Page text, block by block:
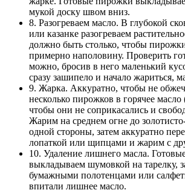
мукой доску швом вниз.
8. Разогреваем масло. В глубокой
или казанке разогреваем
должно быть столько, чтобы
примерно наполовину. Проверить
можно, бросив в него маленький
сразу зашипело и начало жариться,
9. Жарка. Аккуратно, чтобы не
несколько пирожков в горячее
чтобы они не соприкасались и
Жарим на среднем огне до
одной стороны, затем аккуратно
лопаткой или щипцами и жарим с
10. Удаление лишнего масла.
выкладываем шумовкой на тарелку,
бумажными полотенцами или
впитали лишнее масло.